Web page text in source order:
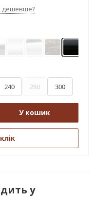
дешевше?
Нержавіюча сталь
Хром Чорне
240 280 300
У кошик
у